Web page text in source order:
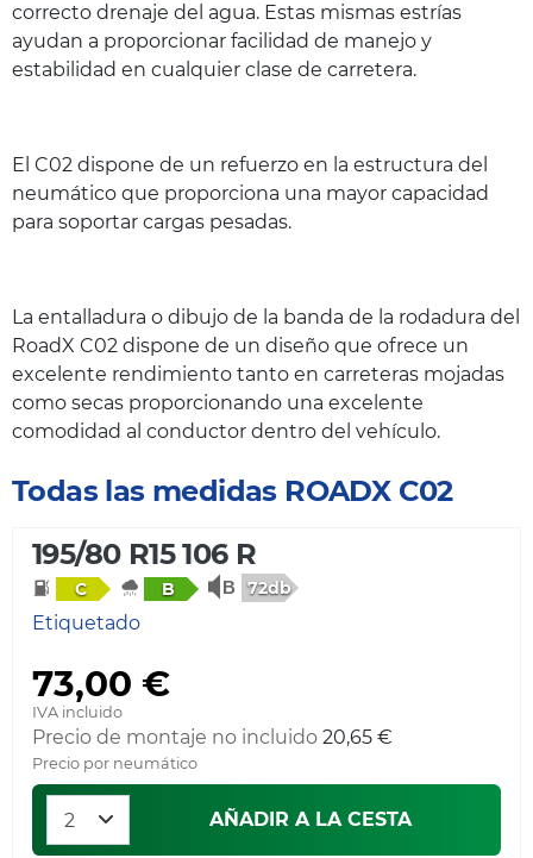
correcto drenaje del agua. Estas mismas estrías
ayudan a proporcionar facilidad de manejo y
estabilidad en cualquier clase de carretera.
El C02 dispone de un refuerzo en la estructura del
neumático que proporciona una mayor capacidad
para soportar cargas pesadas.
La entalladura o dibujo de la banda de la rodadura del
RoadX C02 dispone de un diseño que ofrece un
excelente rendimiento tanto en carreteras mojadas
como secas proporcionando una excelente
comodidad al conductor dentro del vehículo.
Todas las medidas ROADX C02
195/80 R15 106 R
C B 72db
Etiquetado
73,00 €
IVA incluido
Precio de montaje no incluido 20,65 €
Precio por neumático
AÑADIR A LA CESTA